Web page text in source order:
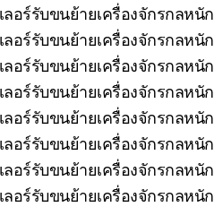
อร์รับขนย้ายเครื่องจักรกลหนัก
อร์รับขนย้ายเครื่องจักรกลหนัก
ลอร์รับขนย้ายเครื่องจักรกลหนัก
อร์รับขนย้ายเครื่องจักรกลหนัก
อร์รับขนย้ายเครื่องจักรกลหนัก
อร์รับขนย้ายเครื่องจักรกลหนัก
อร์รับขนย้ายเครื่องจักรกลหนัก
อร์รับขนย้ายเครื่องจักรกลหนัก